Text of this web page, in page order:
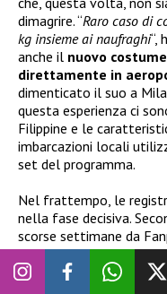
dimagrire. “Raro caso di
kg insieme ai naufraghi“,
anche il nuovo
direttamente in
dimenticato il suo a
questa esperienza ci
Filippine e le
imbarcazioni locali
set del programma.
Nel frattempo, le
nella fase decisiva.
scorse settimane da
concludere le riprese
registrate direttamente